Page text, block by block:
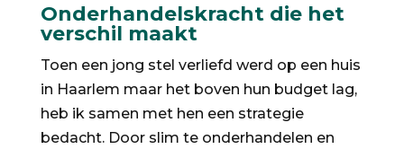
Onderhandelskracht die het
verschil maakt
Toen een jong stel verliefd werd op een huis
in Haarlem maar het boven hun budget lag,
heb ik samen met hen een strategie
bedacht. Door slim te onderhandelen en